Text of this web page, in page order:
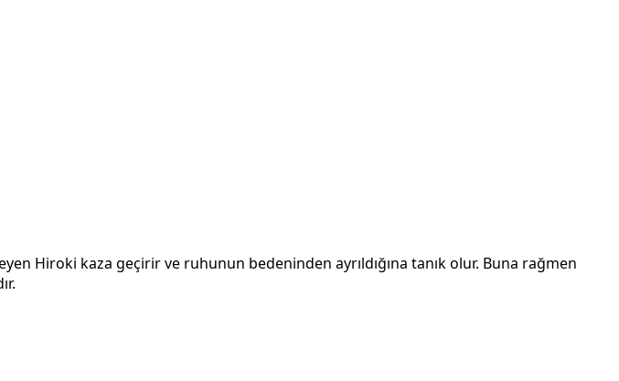
Hiroki kaza geçirir ve ruhunun bedeninden ayrıldığına tanık olur. Buna rağmen